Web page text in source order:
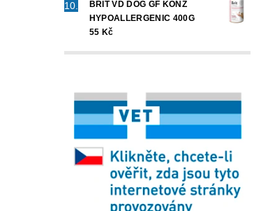
BRIT VD DOG GF KONZ
HYPOALLERGENIC 400G
55 Kč